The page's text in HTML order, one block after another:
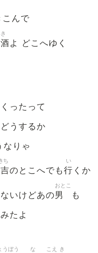
こんで
よ どこへゆく
くったって
うするか
なりゃ
ち
のとこへでも行
い
くか
いけどあの男
おとこ
も
たよ
うぼう な こえ き